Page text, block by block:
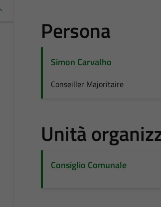
Persona
Simon Carvalho
Conseiller Majoritaire
Unità
Consiglio Comunale